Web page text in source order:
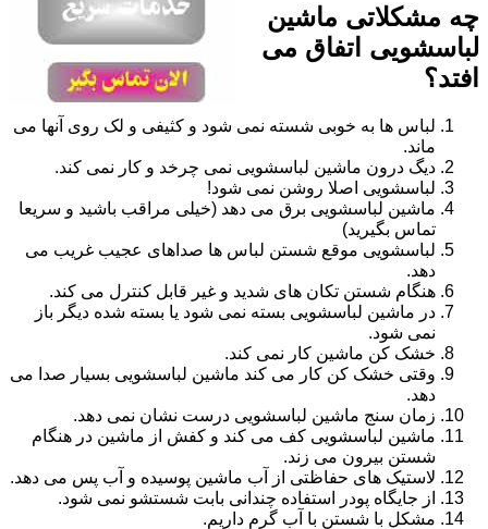
چه مشکلاتی ماشین
لباسشویی اتفاق می
افتد؟
لباس ها به خوبی شسته نمی شود و کثیفی و لک روی آنها می
ماند.
دیگ درون ماشین لباسشویی نمی چرخد و کار نمی کند.
لباسشویی اصلا روشن نمی شود!
ماشین لباسشویی برق می دهد (خیلی مراقب باشید و سریعا
تماس بگیرید)
لباسشویی موقع شستن لباس ها صداهای عجیب غریب می
دهد.
هنگام شستن تکان های شدید و غیر قابل کنترل می کند.
در ماشین لباسشویی بسته نمی شود یا بسته شده دیگر باز
نمی شود.
خشک کن ماشین کار نمی کند.
وقتی خشک کن کار می کند ماشین لباسشویی بسیار صدا می
دهد.
زمان سنج ماشین لباسشویی درست نشان نمی دهد.
ماشین لباسشویی کف می کند و کفش از ماشین در هنگام
شستن بیرون می زند.
لاستیک های حفاظتی از آب ماشین پوسیده و آب پس می دهد.
از جایگاه پودر استفاده چندانی بابت شستشو نمی شود.
مشکل با شستن با آب گرم داریم.